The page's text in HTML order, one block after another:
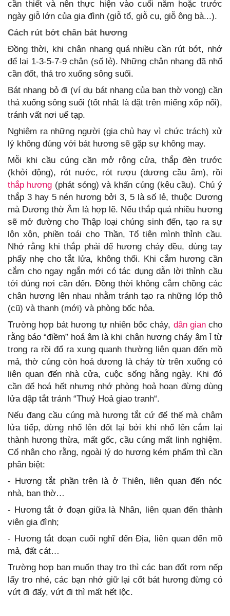
cần thiết và nên thực hiện vào cuối năm hoặc trước
ngày giỗ lớn của gia đình (giỗ tổ, giỗ cụ, giỗ ông bà...).
Cách rút bớt chân bát hương
Đồng thời, khi chân nhang quá nhiều cần rút bớt, nhớ
để lại 1-3-5-7-9 chân (số lẻ). Những chân nhang đã nhổ
cần đốt, thả tro xuống sông suối.
Bát nhang bỏ đi (ví dụ bát nhang của ban thờ vong) cần
thả xuống sông suối (tốt nhất là đặt trên miếng xốp nổi),
tránh vất nơi uế tạp.
Nghiệm ra những người (gia chủ hay vì chức trách) xử
lý không đúng với bát hương sẽ gặp sự không may.
Mỗi khi cầu cúng cần mở rộng cửa, thắp đèn trước
(khởi động), rót nước, rót rượu (dương cầu âm), rồi
thắp hương (phát sóng) và khấn cúng (kêu cầu). Chú ý
thắp 3 hay 5 nén hương bởi 3, 5 là số lẻ, thuộc Dương
mà Dương thờ Âm là hợp lẽ. Nếu thắp quá nhiều hương
sẽ mở đường cho Thập loại chúng sinh đến, tạo ra sự
lộn xộn, phiền toái cho Thần, Tổ tiên mình thỉnh cầu.
Nhớ rằng khi thắp phải để hương cháy đều, dùng tay
phẩy nhẹ cho tắt lửa, không thổi. Khi cắm hương cần
cắm cho ngay ngắn mới có tác dụng dẫn lời thỉnh cầu
tới đúng nơi cần đến. Đồng thời không cắm chồng các
chân hương lên nhau nhằm tránh tạo ra những lớp thô
(cũ) và thanh (mới) và phòng bốc hỏa.
Trường hợp bát hương tự nhiên bốc cháy, dân giancho
rằng báo “điềm” hoá âm là khi chân hương cháy âm ỉ từ
trong ra rồi đổ ra xung quanh thường liên quan đến mồ
mả, thờ cúng còn hoá dương là cháy từ trên xuống có
liên quan đến nhà cửa, cuộc sống hằng ngày. Khi đó
cần để hoá hết nhưng nhớ phòng hoả hoạn đừng dùng
lửa dập tắt tránh “Thuỷ Hoả giao tranh“.
Nếu đang cầu cúng mà hương tắt cứ để thế mà châm
lửa tiếp, đừng nhổ lên đốt lại bởi khi nhổ lên cắm lại
thành hương thừa, mất gốc, cầu cúng mất linh nghiệm.
Cổ nhân cho rằng, ngoài lý do hương kém phẩm thì cần
phân biệt:
- Hương tắt phần trên là ở Thiên, liên quan đến nóc
nhà, ban thờ…
- Hương tắt ở đoạn giữa là Nhân, liên quan đến thành
viên gia đình;
- Hương tắt đoạn cuối nghĩ đến Địa, liên quan đến mồ
mả, đất cát…
Trường hợp bạn muốn thay tro thì các bạn đốt rơm nếp
lấy tro nhé, các bạn nhớ giữ lại cốt bát hương đừng có
vứt đi đấy, vứt đi thì mất hết lộc.